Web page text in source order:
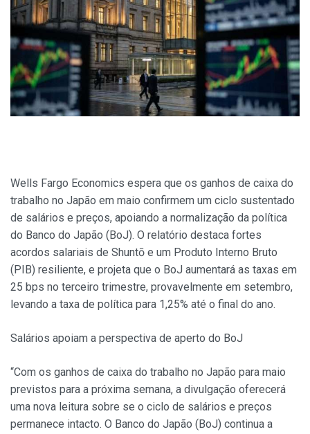
Wells Fargo Economics espera que os ganhos de caixa do
trabalho no Japão em maio confirmem um ciclo sustentado
de salários e preços, apoiando a normalização da política
do Banco do Japão (BoJ). O relatório destaca fortes
acordos salariais de Shuntō e um Produto Interno Bruto
(PIB) resiliente, e projeta que o BoJ aumentará as taxas em
25 bps no terceiro trimestre, provavelmente em setembro,
levando a taxa de política para 1,25% até o final do ano.
Salários apoiam a perspectiva de aperto do BoJ
“Com os ganhos de caixa do trabalho no Japão para maio
previstos para a próxima semana, a divulgação oferecerá
uma nova leitura sobre se o ciclo de salários e preços
permanece intacto. O Banco do Japão (BoJ) continua a